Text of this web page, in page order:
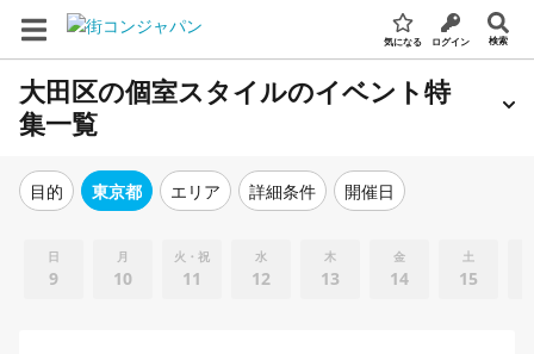
気になる ログイン 検索
大田区の個室スタイルのイベント特
集一覧
目的 東京都 エリア 詳細条件 開催日
日
9
月
10
火・祝
11
水
12
木
13
金
14
土
15